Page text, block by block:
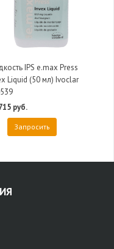
IPS e.max Press
Liquid (50 мл) Ivoclar
руб.
Запросить